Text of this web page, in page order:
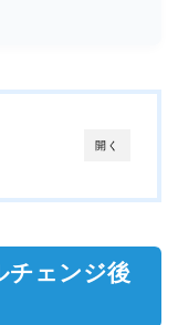
開く
チェンジ後